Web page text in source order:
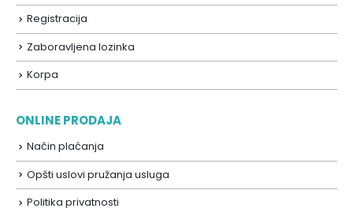
Registracija
Zaboravljena lozinka
Korpa
ONLINE PRODAJA
Način plaćanja
Opšti uslovi pružanja usluga
Politika privatnosti